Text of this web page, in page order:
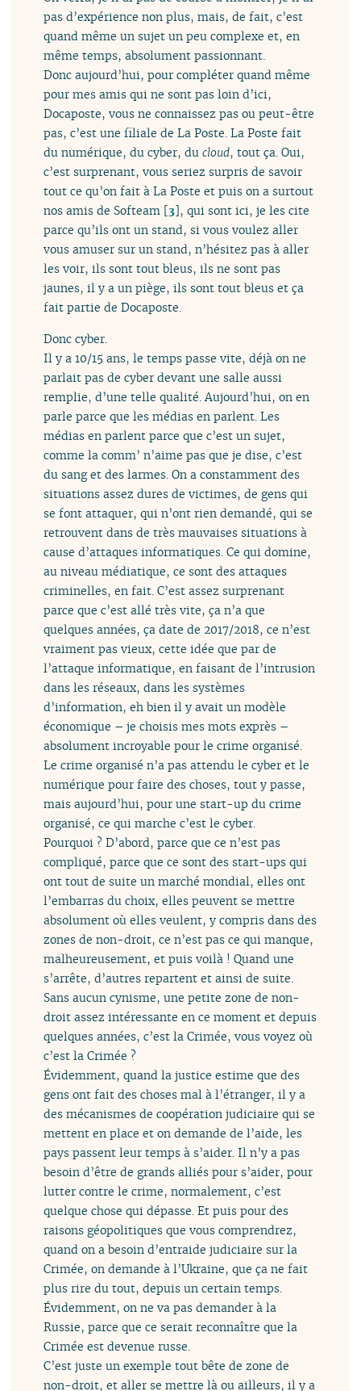
pas d’expérience non plus, mais, de fait, c’est
quand même un sujet un peu complexe et, en
même temps, absolument passionnant.
Donc aujourd’hui, pour compléter quand même
pour mes amis qui ne sont pas loin d’ici,
Docaposte, vous ne connaissez pas ou peut-être
pas, c’est une filiale de La Poste. La Poste fait
du numérique, du cyber, ducloud, tout ça. Oui,
c’est surprenant, vous seriez surpris de savoir
tout ce qu’on fait à La Poste et puis on a surtout
nos amis de Softeam [3], qui sont ici, je les cite
parce qu’ils ont un stand, si vous voulez aller
vous amuser sur un stand, n’hésitez pas à aller
les voir, ils sont tout bleus, ils ne sont pas
jaunes, il y a un piège, ils sont tout bleus et ça
fait partie de Docaposte.
Donc cyber.
Il y a 10/15 ans, le temps passe vite, déjà on ne
parlait pas de cyber devant une salle aussi
remplie, d’une telle qualité. Aujourd’hui, on en
parle parce que les médias en parlent. Les
médias en parlent parce que c’est un sujet,
comme la comm’ n’aime pas que je dise, c’est
du sang et des larmes. On a constamment des
situations assez dures de victimes, de gens qui
se font attaquer, qui n’ont rien demandé, qui se
retrouvent dans de très mauvaises situations à
cause d’attaques informatiques. Ce qui domine,
au niveau médiatique, ce sont des attaques
criminelles, en fait. C’est assez surprenant
parce que c’est allé très vite, ça n’a que
quelques années, ça date de 2017/2018, ce n’est
vraiment pas vieux, cette idée que par de
l’attaque informatique, en faisant de l’intrusion
dans les réseaux, dans les systèmes
d’information, eh bien il y avait un modèle
économique – je choisis mes mots exprès –
absolument incroyable pour le crime organisé.
Le crime organisé n’a pas attendu le cyber et le
numérique pour faire des choses, tout y passe,
mais aujourd’hui, pour une start-up du crime
organisé, ce qui marche c’est le cyber.
Pourquoi ? D’abord, parce que ce n’est pas
compliqué, parce que ce sont des start-ups qui
ont tout de suite un marché mondial, elles ont
l’embarras du choix, elles peuvent se mettre
absolument où elles veulent, y compris dans des
zones de non-droit, ce n’est pas ce qui manque,
malheureusement, et puis voilà ! Quand une
s’arrête, d’autres repartent et ainsi de suite.
Sans aucun cynisme, une petite zone de non-
droit assez intéressante en ce moment et depuis
quelques années, c’est la Crimée, vous voyez où
c’est la Crimée ?
Évidemment, quand la justice estime que des
gens ont fait des choses mal à l’étranger, il y a
des mécanismes de coopération judiciaire qui se
mettent en place et on demande de l’aide, les
pays passent leur temps à s’aider. Il n’y a pas
besoin d’être de grands alliés pour s’aider, pour
lutter contre le crime, normalement, c’est
quelque chose qui dépasse. Et puis pour des
raisons géopolitiques que vous comprendrez,
quand on a besoin d’entraide judiciaire sur la
Crimée, on demande à l’Ukraine, que ça ne fait
plus rire du tout, depuis un certain temps.
Évidemment, on ne va pas demander à la
Russie, parce que ce serait reconnaître que la
Crimée est devenue russe.
C’est juste un exemple tout bête de zone de
non-droit, et aller se mettre là ou ailleurs, il y a